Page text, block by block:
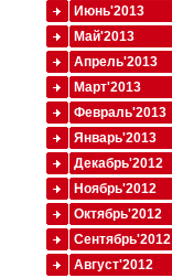
Июнь'2013
Май'2013
Апрель'2013
Март'2013
Февраль'2013
Январь'2013
Декабрь'2012
Ноябрь'2012
Октябрь'2012
Сентябрь'2012
Август'2012